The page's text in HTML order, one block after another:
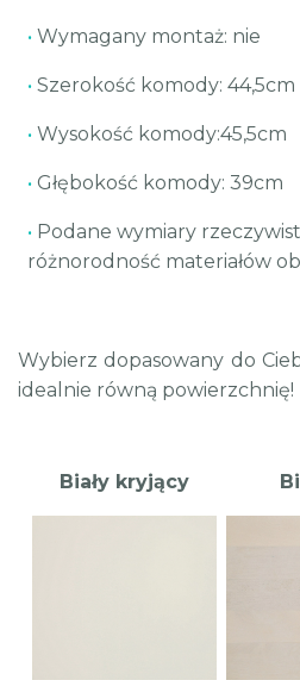
• Wymagany montaż: nie
• Szerokość komody: 44,5cm
• Wysokość komody:45,5cm
• Głębokość komody: 39cm
• Podane wymiary
różnorodność materiałów
Wybierz dopasowany do
idealnie równą powierzchnię!
Biały kryjący